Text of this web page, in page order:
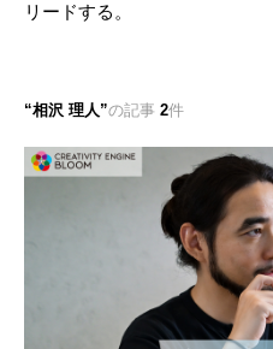
リードする。
相沢 理人 の記事 2件